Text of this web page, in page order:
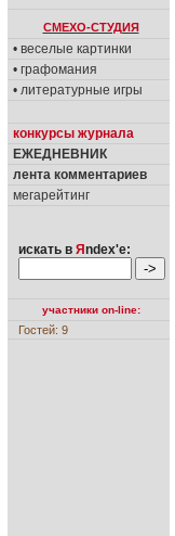
СМЕХО-СТУДИЯ
• веселые картинки
• графомания
• литературные игры
конкурсы журнала
ЕЖЕДНЕВНИК
лента комментариев
мегарейтинг
искать в Я ndex'е:
участники on-line:
Гостей: 9